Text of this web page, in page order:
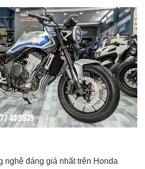
nghệ đáng giá nhất trên Honda